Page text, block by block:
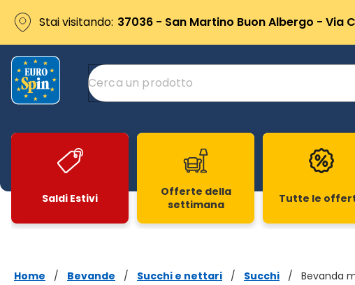
Stai visitando: 37036 - San Martino Buon Albergo - Via
Saldi Estivi
Offerte della
settimana
Tutte le
Home / Bevande / Succhi e nettari / Succhi / Bevanda